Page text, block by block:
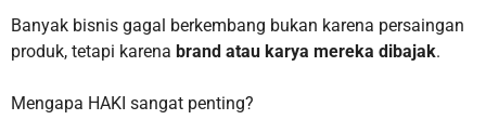
Banyak bisnis gagal berkembang bukan karena persaingan
produk, tetapi karena brand atau karya mereka dibajak.
Mengapa HAKI sangat penting?